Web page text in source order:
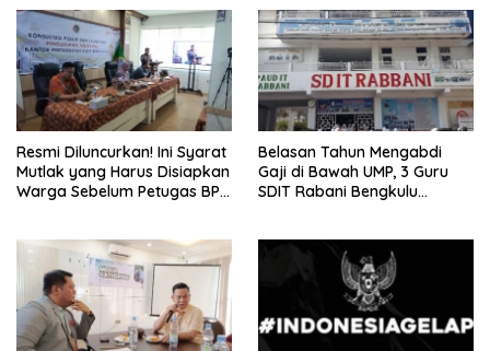
Resmi Diluncurkan! Ini Syarat
Mutlak yang Harus Disiapkan
Warga Sebelum Petugas BPN
Belasan Tahun Mengabdi
Gaji di Bawah UMP, 3 Guru
SDIT Rabani Bengkulu